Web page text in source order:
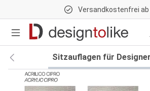
Versandkostenfrei ab
Sitzauflagen für
Bildergalerie überspringen